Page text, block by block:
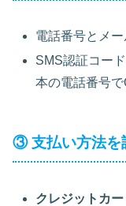
電話番号とメ
SMS認証コー
本の電話番号で
③ 支払い方法を
クレジットカ